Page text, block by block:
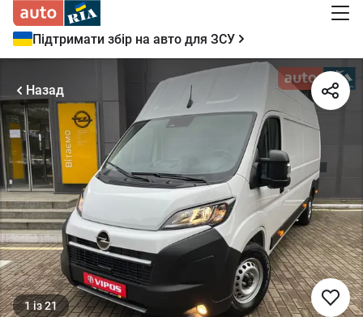
Підтримати збір на авто для ЗСУ
1із21
Назад